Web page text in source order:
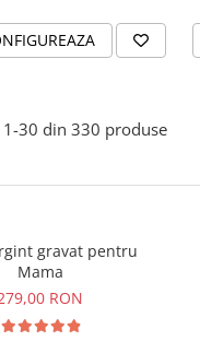
1-30 din 330 produse
gravat pentru
Mama
RON